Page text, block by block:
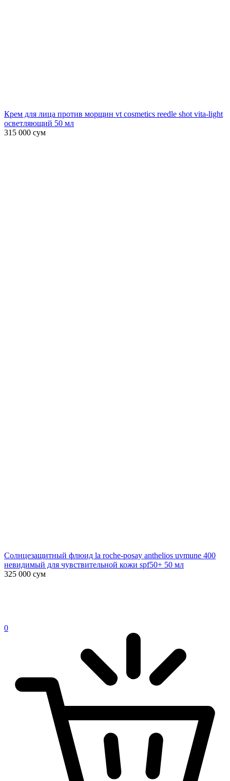
Крем для лица против морщин vt cosmetics reedle shot vita-light
осветляющий 50 мл
315 000 сум
Солнцезащитный флюид la roche-posay anthelios uvmune 400
невидимый для чувствительной кожи spf50+ 50 мл
325 000 сум
0